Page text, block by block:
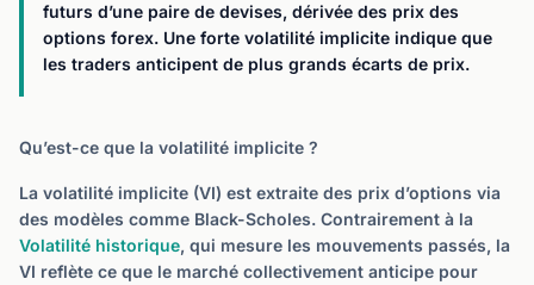
futurs d’une paire de devises, dérivée des prix des
options forex. Une forte volatilité implicite indique que
les traders anticipent de plus grands écarts de prix.
Qu’est-ce que la volatilité implicite ?
La volatilité implicite (VI) est extraite des prix d’options via
des modèles comme Black-Scholes. Contrairement à la
Volatilité historique, qui mesure les mouvements passés, la
VI reflète ce que le marché collectivement anticipe pour